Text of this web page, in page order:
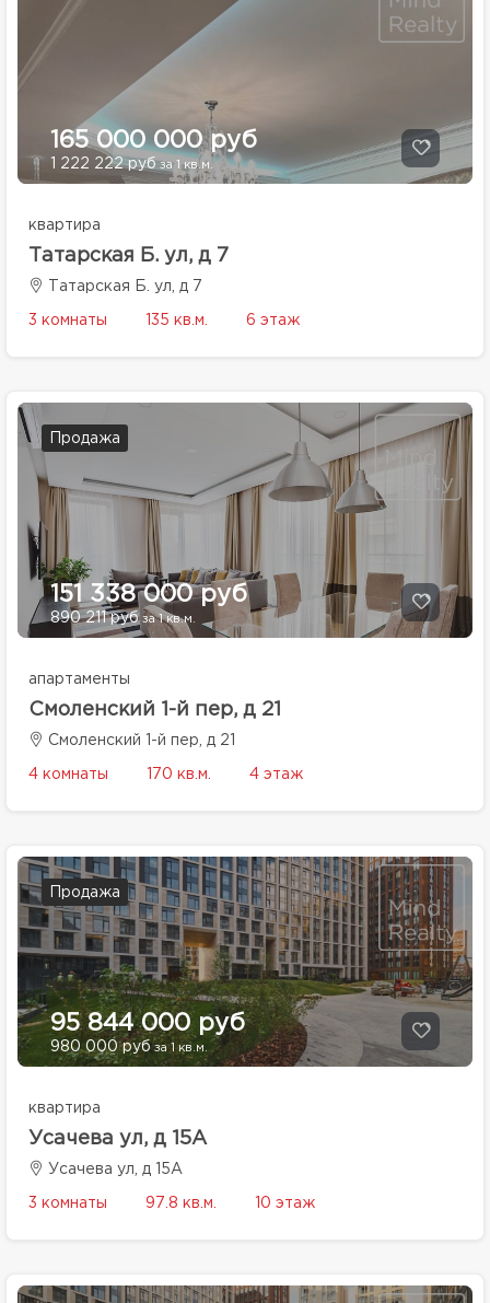
165 000 000 руб
1 222 222 руб за 1 кв.м.
квартира
Татарская Б. ул, д 7
Татарская Б. ул, д 7
3 комнаты 135 кв.м. 6 этаж
Продажа
151 338 000 руб
890 211 рубза 1 кв.м.
апартаменты
Смоленский 1-й пер, д 21
Смоленский 1-й пер, д 21
4 комнаты 170 кв.м. 4 этаж
Продажа
95 844 000 руб
980 000 руб за 1 кв.м.
квартира
Усачева ул, д 15А
Усачева ул, д 15А
3 комнаты 97.8 кв.м. 10 этаж